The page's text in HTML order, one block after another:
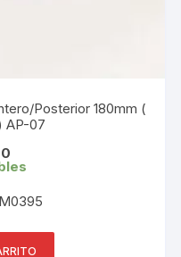
Posterior 180mm (
AP-07